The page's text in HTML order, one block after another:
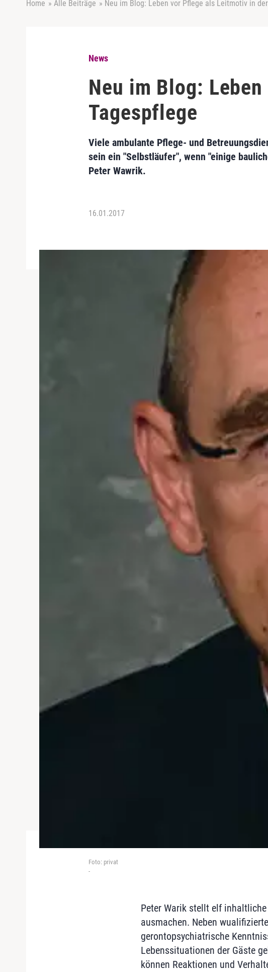
Home » Alle Beiträge » Neu im Blog: Leben vor Pflege als Leitmotiv in
News
Neu im Blog:
Tagespflege
Viele ambulante Pflege- und
sein ein "Selbstläufer", wenn "einige
Peter Wawrik.
16.01.2017
Foto: privat
-
Peter Warik stellt elf
ausmachen. Neben
gerontopsychiatrische
Lebenssituationen der Gäste
können Reaktionen und